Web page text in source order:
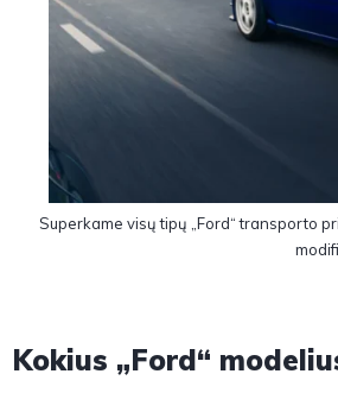
Superkame visų tipų „Ford“ transporto
Kokius „Ford“